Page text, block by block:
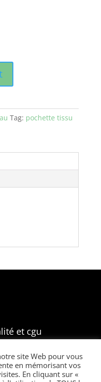
Tag: pochette tissu
et cgu
site Web pour vous
en mémorisant vos
En cliquant sur «